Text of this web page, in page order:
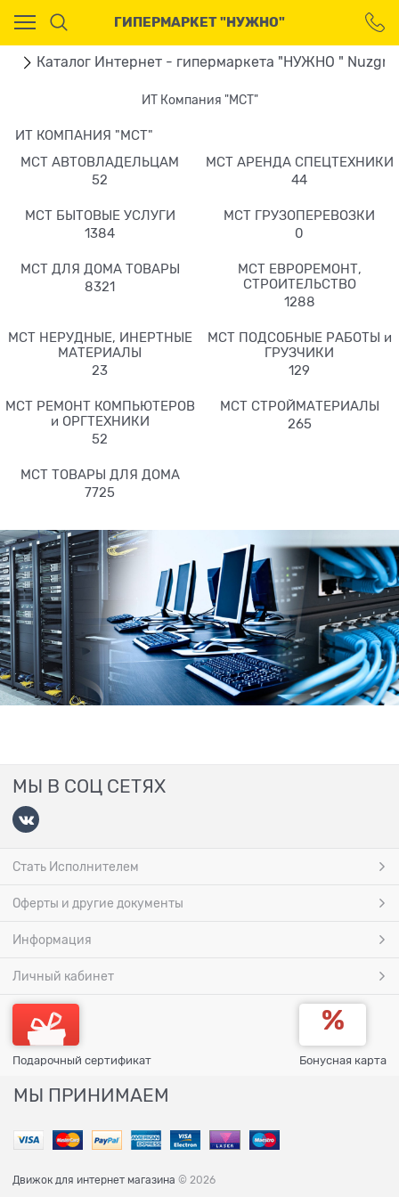
ГИПЕРМАРКЕТ "НУЖНО"
Каталог Интернет - гипермаркета "НУЖНО "
ИТ Компания "МСТ"
ИТ КОМПАНИЯ "МСТ"
МСТ АВТОВЛАДЕЛЬЦАМ
52
МСТ АРЕНДА СПЕЦТЕХНИКИ
44
МСТ БЫТОВЫЕ УСЛУГИ
1384
МСТ ГРУЗОПЕРЕВОЗКИ
0
МСТ ДЛЯ ДОМА ТОВАРЫ
8321
МСТ ЕВРОРЕМОНТ,
СТРОИТЕЛЬСТВО
1288
МСТ НЕРУДНЫЕ, ИНЕРТНЫЕ
МАТЕРИАЛЫ
23
МСТ ПОДСОБНЫЕ РАБОТЫ и
ГРУЗЧИКИ
129
МСТ РЕМОНТ КОМПЬЮТЕРОВ
и ОРГТЕХНИКИ
52
МСТ СТРОЙМАТЕРИАЛЫ
265
МСТ ТОВАРЫ ДЛЯ ДОМА
7725
МЫ В СОЦ СЕТЯХ
Стать Исполнителем
Оферты и другие документы
Информация
Личный кабинет
Подарочный сертификат Бонусная карта
МЫ ПРИНИМАЕМ
Движок для интернет магазина © 2026
Ваш город - Москва,
угадали?
ДА НЕТ